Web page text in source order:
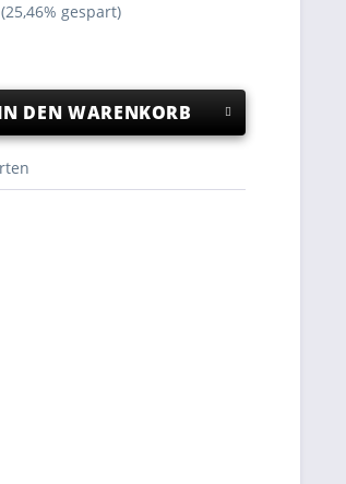
(25,46% gespart)
DEN WARENKORB